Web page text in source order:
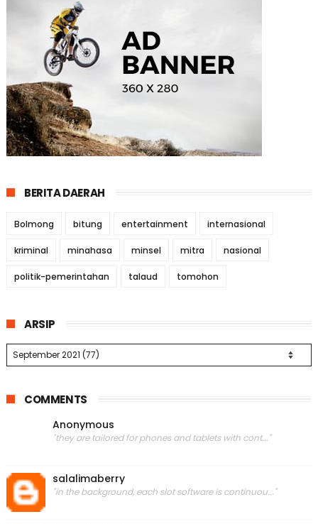
BERITA DAERAH
Bolmong bitung entertainment internasional
kriminal minahasa minsel mitra nasional
politik-pemerintahan talaud tomohon
ARSIP
COMMENTS
Anonymous
"they are tailored for phones and tablets with cont..."
salalimaberry
"in the background, each slot software is continuou..."